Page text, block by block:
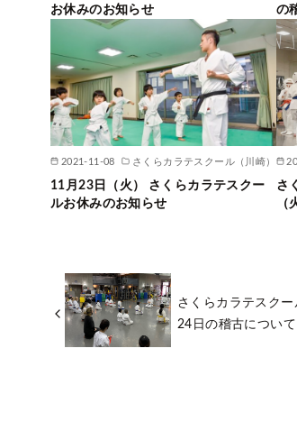
お休みのお知らせ
の
2021-11-08 さくらカラテスクール（川崎）
11月23日（火） さくらカラテスクー
ルお休みのお知らせ
さ
（
さくらカラテスクー
24日の稽古について